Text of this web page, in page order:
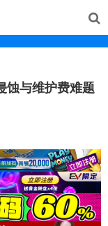
蚀与维护费难题